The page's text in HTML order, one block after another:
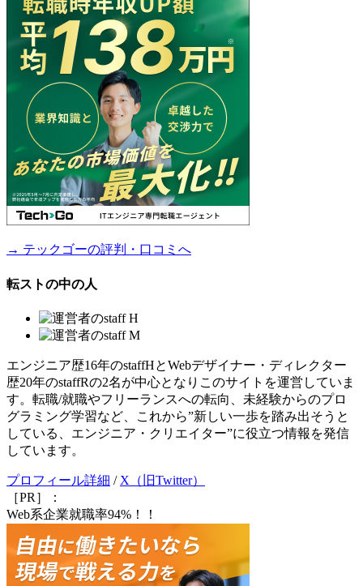
→ テックゴーの評判・口コミへ
転ストの中の人
エンジニア歴16年のstaffHとWebデザイナー・ディレクター
歴20年のstaffRの2名が中心となりこのサイトを運営していま
す。転職/就職やフリーランスへの転向、未経験からのプロ
グラミング学習など、これから”新しい一歩を踏み出そうと
している、エンジニア・クリエイター”に役立つ情報を発信
しています。
プロフィール詳細 / X（旧Twitter）
［PR］：
Web系企業就職率94%！！